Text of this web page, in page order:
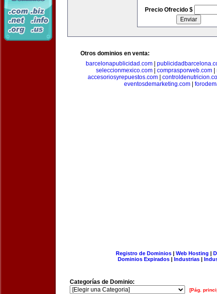
Precio Ofrecido $
Otros dominios en venta:
barcelonapublicidad.com|
seleccionmexico.com| comprasporweb.com|
accesoriosyrepuestos.com
eventosdemarketing.com|
Registro de Dominios| Web Hosting |
Dominios Expirados | Industrias |
Categorías de Dominio:
[Pág.